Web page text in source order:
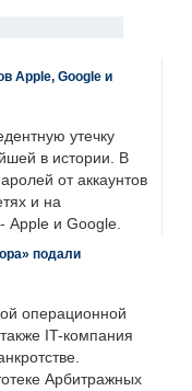
Apple, Google и
утечку
в истории. В
от аккаунтов
и на
Apple и Google.
подали
операционной
IT-компания
Арбитражных